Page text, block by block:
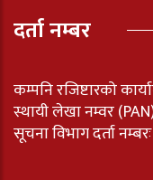
दर्ता नम्बर
कम्पनि रजिष्टारको
स्थायी लेखा नम्वर
सूचना विभाग दर्ता